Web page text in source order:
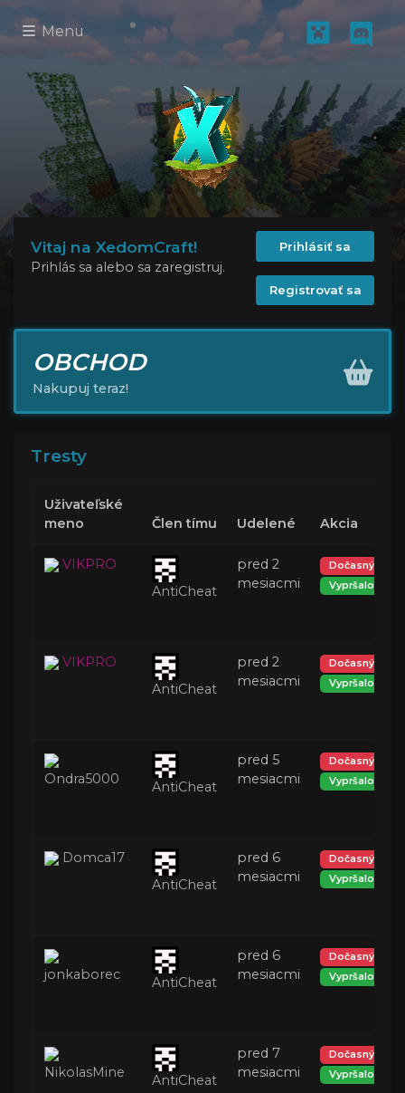
Menu
Vitaj na XedomCraft!
Prihlás sa alebo sa zaregistruj.
Prihlásiť sa
Registrovať sa
OBCHOD
Nakupuj teraz!
Tresty
Uživateľské
meno
Člen tímu Udelené Akcia
VIKPRO
AntiCheat
pred 2
mesiacmi
Dočasný ban
Vypršalo
VIKPRO
AntiCheat
pred 2
mesiacmi
Dočasný ban
Vypršalo
Ondra5000 AntiCheat
pred 5
mesiacmi
Dočasný ban
Vypršalo
Domca17
AntiCheat
pred 6
mesiacmi
Dočasný ban
Vypršalo
jonkaborec AntiCheat
pred 6
mesiacmi
Dočasný ban
Vypršalo
NikolasMine AntiCheat
pred 7
mesiacmi
Dočasný ban
Vypršalo